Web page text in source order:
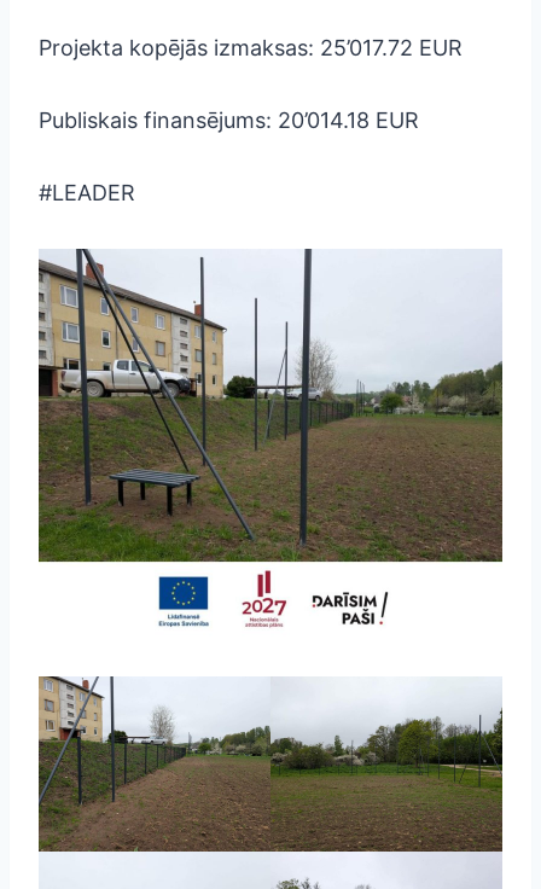
Projekta kopējās izmaksas: 25’017.72 EUR
Publiskais finansējums: 20’014.18 EUR
#LEADER